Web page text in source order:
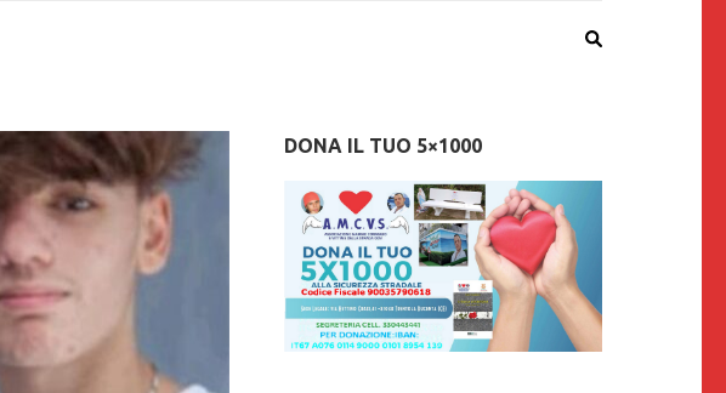
DONA IL TUO 5×1000